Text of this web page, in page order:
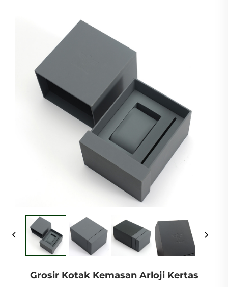
Grosir Kotak Kemasan Arloji Kertas